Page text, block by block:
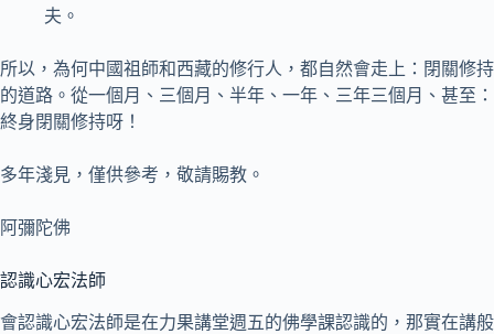
夫。
所以，為何中國祖師和西藏的修行人，都自然會走上：閉關修持
的道路。從一個月、三個月、半年、一年、三年三個月、甚至：
終身閉關修持呀！
多年淺見，僅供參考，敬請賜教。
阿彌陀佛
認識心宏法師
會認識心宏法師是在力果講堂週五的佛學課認識的，那實在講般